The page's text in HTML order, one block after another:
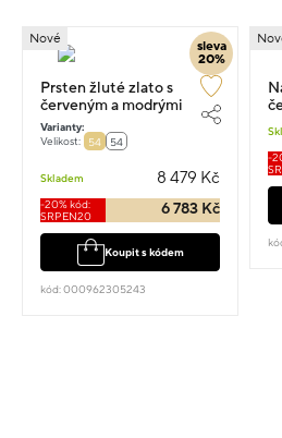
sleva
20%
Nové
Prsten žluté zlato s
červeným a modrými
kameny vel.54 1.8g
Varianty:
Velikost:
54 54
Skladem 8 479 Kč
-20% kód:
SRPEN20
6 783 Kč
Koupit s kódem
kód: 000962305243
-